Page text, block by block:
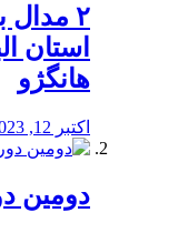
استان
هانگژو
اکتبر 12, 2023
دومین